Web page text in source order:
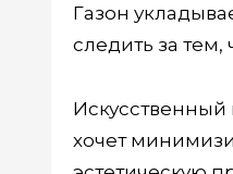
Газон
следить за
Искусственный
хочет